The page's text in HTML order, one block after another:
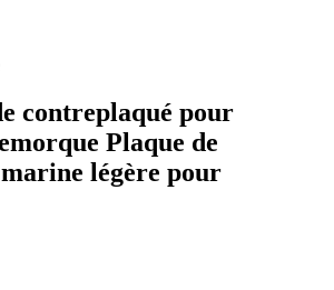
contreplaqué pour
Plaque de
légère pour